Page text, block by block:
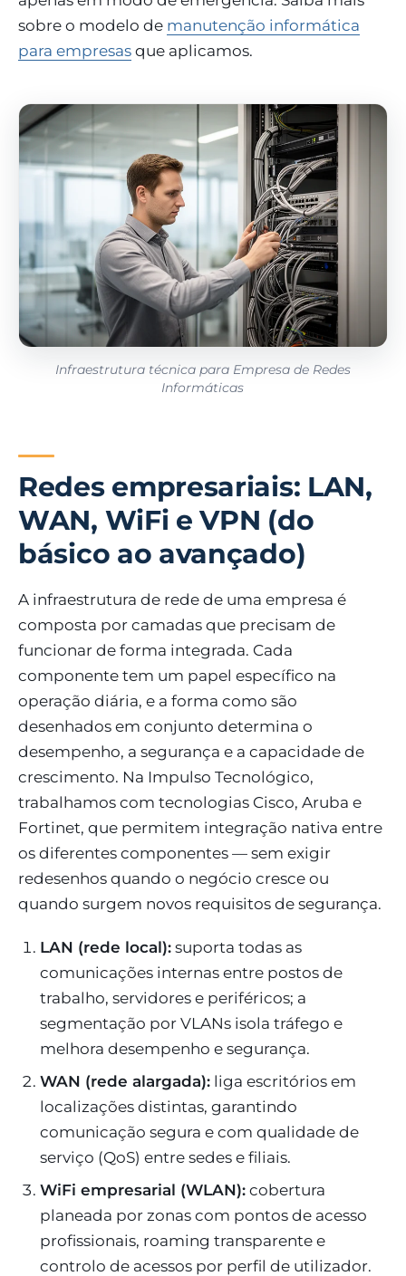
sobre o modelo de manutenção informática
para empresas que aplicamos.
Infraestrutura técnica para Empresa de Redes
Informáticas
Redes empresariais: LAN,
WAN, WiFi e VPN (do
básico ao avançado)
A infraestrutura de rede de uma empresa é
composta por camadas que precisam de
funcionar de forma integrada. Cada
componente tem um papel específico na
operação diária, e a forma como são
desenhados em conjunto determina o
desempenho, a segurança e a capacidade de
crescimento. Na Impulso Tecnológico,
trabalhamos com tecnologias Cisco, Aruba e
Fortinet, que permitem integração nativa entre
os diferentes componentes — sem exigir
redesenhos quando o negócio cresce ou
quando surgem novos requisitos de segurança.
LAN (rede local): suporta todas as
comunicações internas entre postos de
trabalho, servidores e periféricos; a
segmentação por VLANs isola tráfego e
melhora desempenho e segurança.
WAN (rede alargada): liga escritórios em
localizações distintas, garantindo
comunicação segura e com qualidade de
serviço (QoS) entre sedes e filiais.
WiFi empresarial (WLAN): cobertura
planeada por zonas com pontos de acesso
profissionais, roaming transparente e
controlo de acessos por perfil de utilizador.